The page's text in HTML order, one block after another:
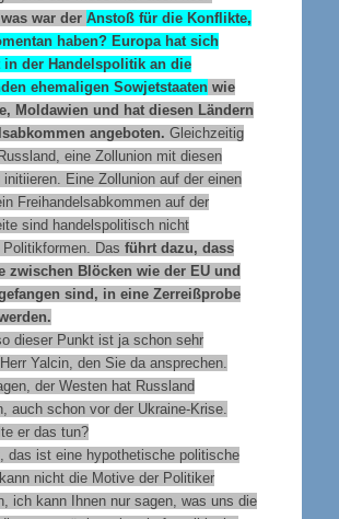
was war der Anstoß für die Konflikte,
haben? Europa hat sich
in der Handelspolitik an die
ehemaligen Sowjetstaatenwie
Moldawien und hat diesen Ländern
angeboten. Gleichzeitig
eine Zollunion mit diesen
initiieren. Eine Zollunion auf der einen
Freihandelsabkommen auf der
sind handelspolitisch nicht
Das führt dazu, dass
zwischen Blöcken wie der EU und
sind, in eine Zerreißprobe
dieser Punkt ist ja schon sehr
Yalcin, den Sie da ansprechen.
der Westen hat Russland
auch schon vor der Ukraine-Krise.
er das tun?
das ist eine hypothetische politische
nicht die Motive der Politiker
ich kann Ihnen nur sagen, was uns die